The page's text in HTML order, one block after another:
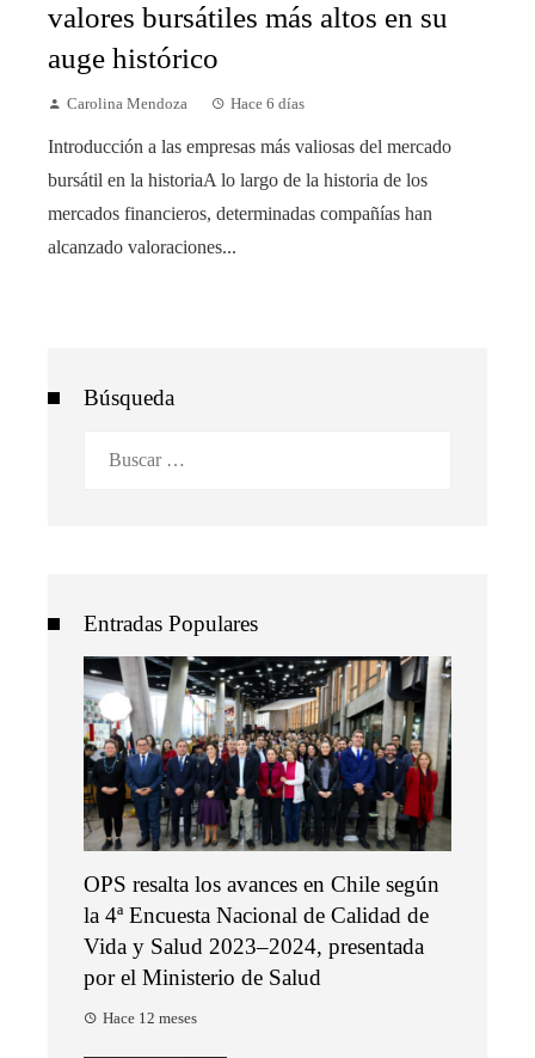
valores bursátiles más altos en su
auge histórico
Carolina Mendoza Hace 6 días
Introducción a las empresas más valiosas del mercado
bursátil en la historiaA lo largo de la historia de los
mercados financieros, determinadas compañías han
alcanzado valoraciones...
Búsqueda
Entradas Populares
OPS resalta los avances en Chile según
la 4ª Encuesta Nacional de Calidad de
Vida y Salud 2023–2024, presentada
por el Ministerio de Salud
Hace 12 meses